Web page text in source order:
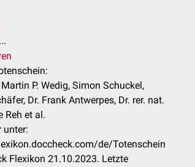
P. Wedig, Simon Schuckel,
Dr. Frank Antwerpes, Dr. rer. nat.
Reh et al.
unter:
de/Totenschein
Flexikon 21.10.2023. Letzte